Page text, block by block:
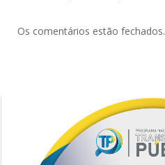
Os comentários estão fechados.